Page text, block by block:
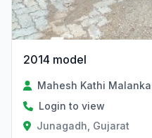
2014 model
Mahesh Kathi Malanka
Login to view
Junagadh, Gujarat